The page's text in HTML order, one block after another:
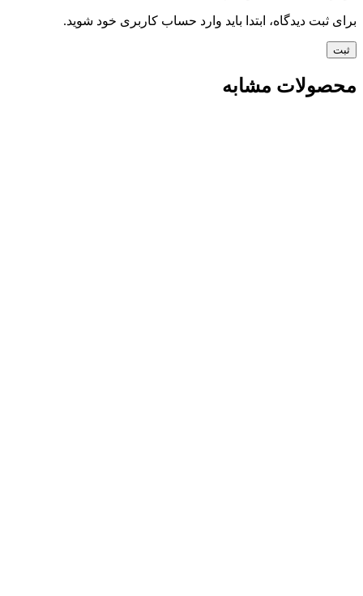
برای ثبت دیدگاه، ابتدا باید وارد حساب کاربری خود شوید.
محصولات مشابه